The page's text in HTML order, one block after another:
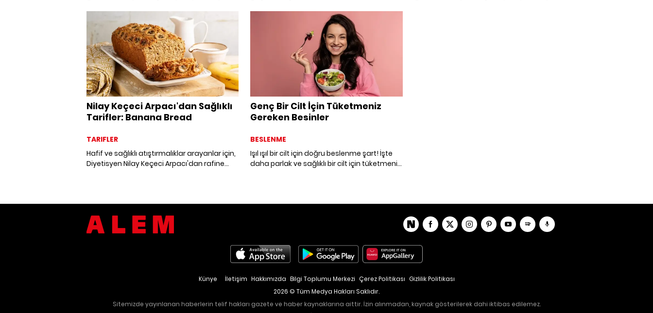
edeceğimiz püf noktalar ile bu dönemi kilo
artışı olmadan geçirebiliriz.
Nilay Keçeci Arpacı'dan Sağlıklı
Tarifler: Banana Bread
TARIFLER
Hafif ve sağlıklı atıştırmalıklar arayanlar için,
Diyetisyen Nilay Keçeci Arpacı'dan rafine
Genç Bir Cilt İçin Tüketmeniz
Gereken Besinler
BESLENME
Işıl ışıl bir cilt için doğru beslenme şart! İşte
daha parlak ve sağlıklı bir cilt için tüketmeniz
Künye İletişim Hakkımızda Bilgi Toplumu Merkezi Çerez Politikası Gizlilik Politikası
2026 © Tüm Medya Hakları Saklıdır.
Sitemizde yayınlanan haberlerin telif hakları gazete ve haber kaynaklarına aittir. İzin alınmadan, kaynak gösterilerek dahi iktibas edilemez.